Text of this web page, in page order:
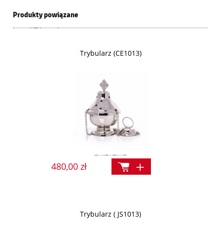
Produkty powiązane
Trybularz (CE1013)
480,00 zł
Trybularz ( JS1013)